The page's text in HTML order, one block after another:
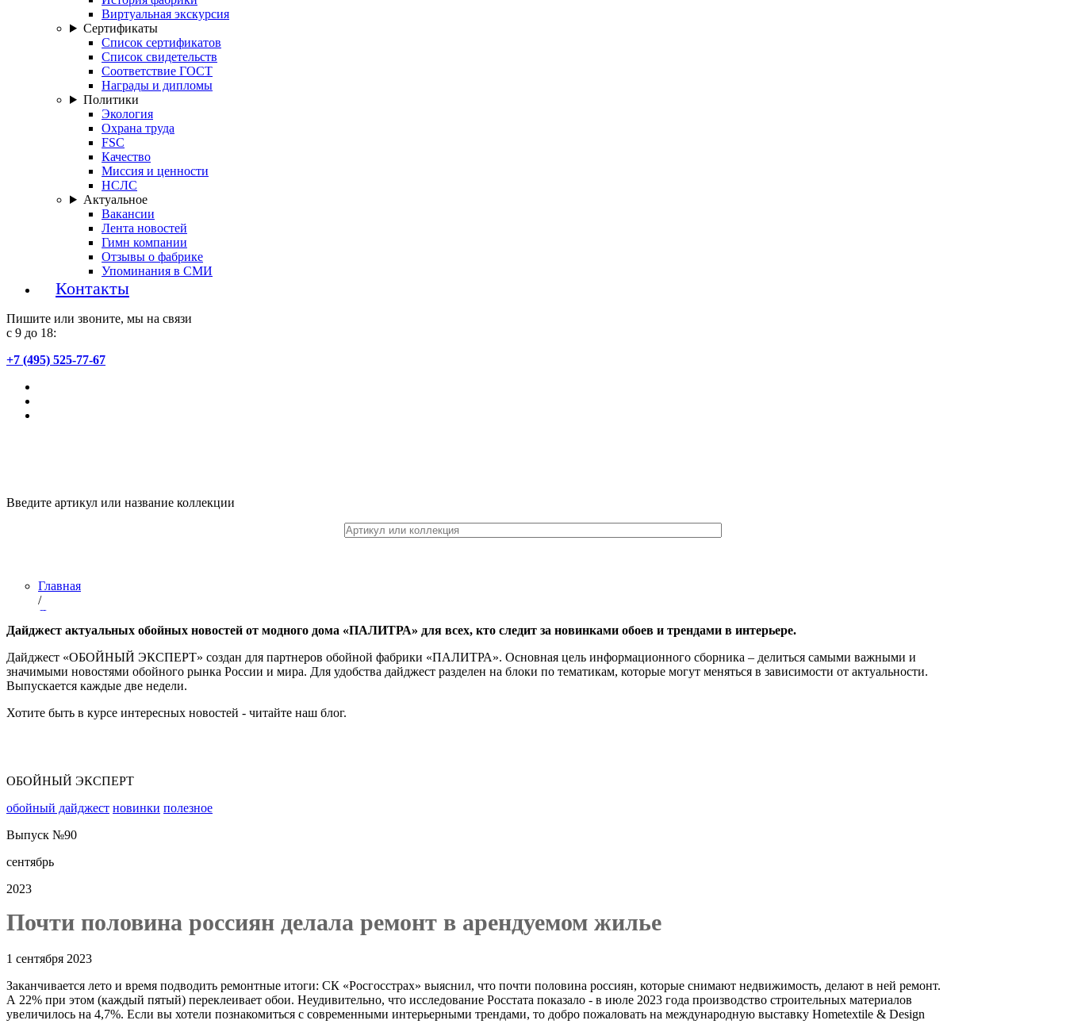
Виртуальная экскурсия
Сертификаты
Список сертификатов
Список свидетельств
Соответствие ГОСТ
Награды и дипломы
Политики
Экология
Охрана труда
FSC
Качество
Миссия и ценности
НСЛС
Актуальное
Вакансии
Лента новостей
Гимн компании
Отзывы о фабрике
Упоминания в СМИ
Контакты
Пишите или звоните, мы на связи
с 9 до 18:
+7 (495) 525-77-67
Введите артикул или название коллекции
Главная
/
Дилерам
/
/
Выпуск №90. «ОБОЙНЫЙ ЭКСПЕРТ»: почти половина россиян делала ремонт в арендуемом жилье
Дайджест актуальных обойных новостей от модного дома «ПАЛИТРА» для всех, кто cледит за новинками обоев и трендами в интерьере.
Дайджест «ОБОЙНЫЙ ЭКСПЕРТ» создан для партнеров обойной фабрики «ПАЛИТРА». Основная цель информационного сборника – делиться самыми важными и
значимыми новостями обойного рынка России и мира. Для удобства дайджест разделен на блоки по тематикам, которые могут меняться в зависимости от актуальности.
Выпускается каждые две недели.
Хотите быть в курсе интересных новостей - читайте наш блог.
ОБОЙНЫЙ ЭКСПЕРТ
обойный дайджест новинки полезное
Выпуск №90
сентябрь
2023
Почти половина россиян делала ремонт в арендуемом жилье
1 сентября 2023
Заканчивается лето и время подводить ремонтные итоги: СК «Росгосстрах» выяснил, что почти половина россиян, которые снимают недвижимость, делают в ней ремонт.
А 22% при этом (каждый пятый) переклеивает обои. Неудивительно, что исследование Росстата показало - в июле 2023 года производство строительных материалов
увеличилось на 4,7%. Если вы хотели познакомиться с современными интерьерными трендами, то добро пожаловать на международную выставку Hometextile & Design